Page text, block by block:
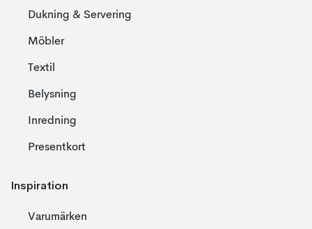
Dukning & Servering
Möbler
Textil
Belysning
Inredning
Presentkort
Inspiration
Varumärken